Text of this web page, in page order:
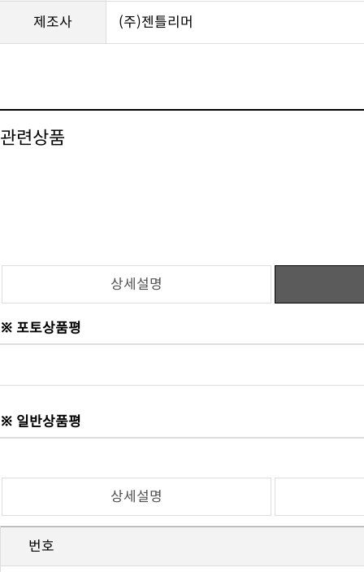
제조사 (주)젠틀리머
관련상품
상세설명
※ 포토상품평
※ 일반상품평
상세설명
번호